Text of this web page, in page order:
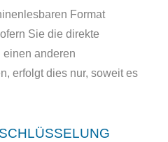
Format
Sie die direkte
einen anderen
erfolgt dies nur, soweit es